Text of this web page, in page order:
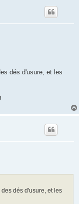
dés d'usure, et les
dés d'usure, et les